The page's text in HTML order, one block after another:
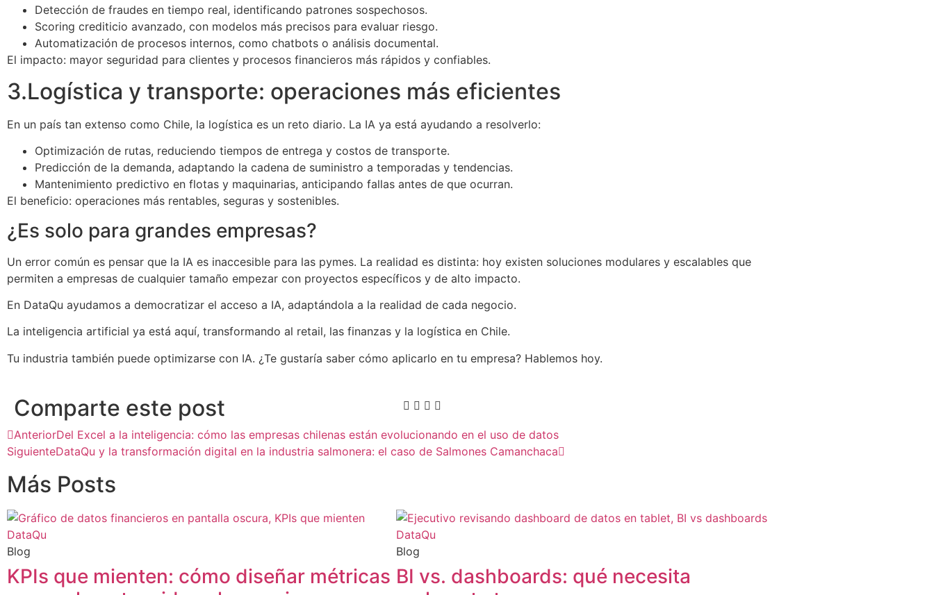
Detección de fraudes en tiempo real, identificando patrones sospechosos.
Scoring crediticio avanzado, con modelos más precisos para evaluar riesgo.
Automatización de procesos internos, como chatbots o análisis documental.
El impacto: mayor seguridad para clientes y procesos financieros más rápidos y confiables.
3.Logística y transporte: operaciones más eficientes
En un país tan extenso como Chile, la logística es un reto diario. La IA ya está ayudando a resolverlo:
Optimización de rutas, reduciendo tiempos de entrega y costos de transporte.
Predicción de la demanda, adaptando la cadena de suministro a temporadas y tendencias.
Mantenimiento predictivo en flotas y maquinarias, anticipando fallas antes de que ocurran.
El beneficio: operaciones más rentables, seguras y sostenibles.
¿Es solo para grandes empresas?
Un error común es pensar que la IA es inaccesible para las pymes. La realidad es distinta: hoy existen soluciones modulares y escalables que
permiten a empresas de cualquier tamaño empezar con proyectos específicos y de alto impacto.
En DataQu ayudamos a democratizar el acceso a IA, adaptándola a la realidad de cada negocio.
La inteligencia artificial ya está aquí, transformando al retail, las finanzas y la logística en Chile.
Tu industria también puede optimizarse con IA. ¿Te gustaría saber cómo aplicarlo en tu empresa? Hablemos hoy.
Comparte este post
AnteriorDel Excel a la inteligencia: cómo las empresas chilenas están evolucionando en el uso de datos
SiguienteDataQu y la transformación digital en la industria salmonera: el caso de Salmones Camanchaca
Más Posts
Blog
KPIs que mienten: cómo diseñar métricas
Blog
BI vs. dashboards: qué necesita